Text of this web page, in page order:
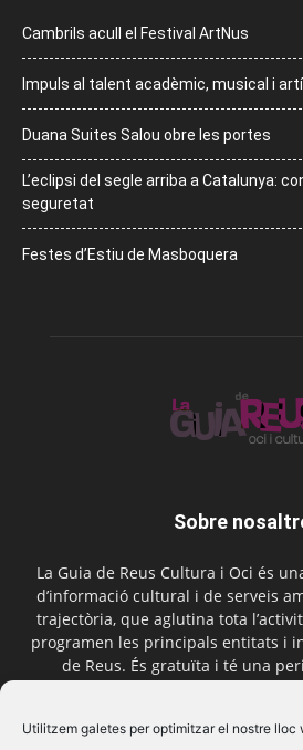
Utilitzem galetes per optimitzar el nostre lloc
Cambrils acull el Festival ArtNus
Impuls al talent acadèmic, musical i
Duana Suites Salou obre les portes
L’eclipsi del segle arriba a Catalunya:
seguretat
Festes d’Estiu de Masboquera
Sobre
La Guia de Reus Cultura i Oci és
d’informació cultural i de serveis
trajectòria, que aglutina tota
programen les principals entitats i
de Reus. És gratuïta i té una